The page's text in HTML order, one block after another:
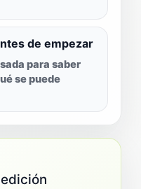
de empezar
para saber
se puede